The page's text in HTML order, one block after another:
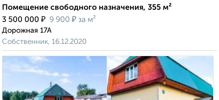
Помещение свободного назначения, 355 м²
3 500 000 ₽ 9 900 ₽ за м²
Дорожная 17А
Собственник, 16.12.2020